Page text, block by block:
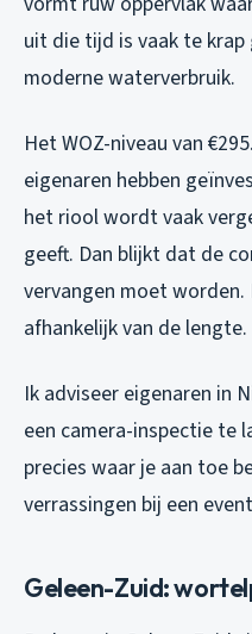
uit die tijd is vaak te
moderne waterverbruik.
Het WOZ-niveau van
eigenaren hebben
het riool wordt vaak
geeft. Dan blijkt dat de
vervangen moet
afhankelijk van de lengte.
Ik adviseer eigenaren in
een camera-inspectie te
precies waar je aan toe
verrassingen bij een
Geleen-Zuid: